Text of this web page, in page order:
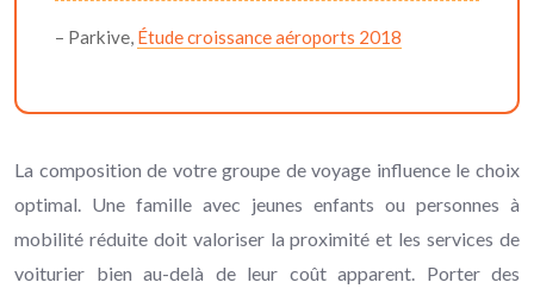
– Parkive, Étude croissance aéroports 2018
La composition de votre groupe de voyage influence le choix
optimal. Une famille avec jeunes enfants ou personnes à
mobilité réduite doit valoriser la proximité et les services de
voiturier bien au-delà de leur coût apparent. Porter des